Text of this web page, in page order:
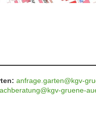
anfrage.garten@kgv-
gruene-